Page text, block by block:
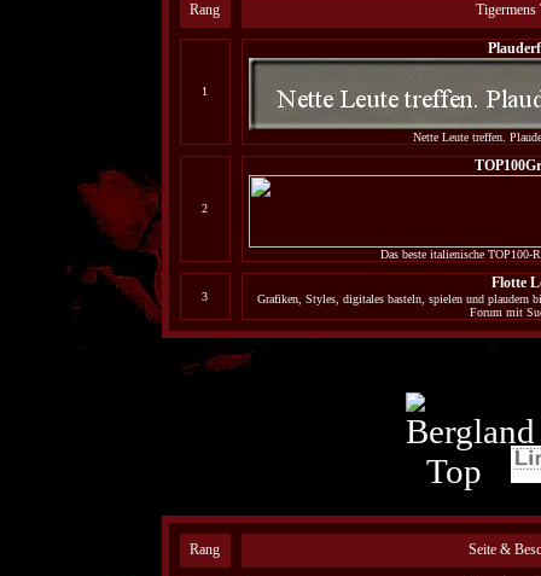
Rang Tigermens
1
Nette Leute treffen.
2
Das beste italienische TOP100-
3
Flotte
Grafiken, Styles, digitales basteln, spielen und
Forum mit
Rang Seite &